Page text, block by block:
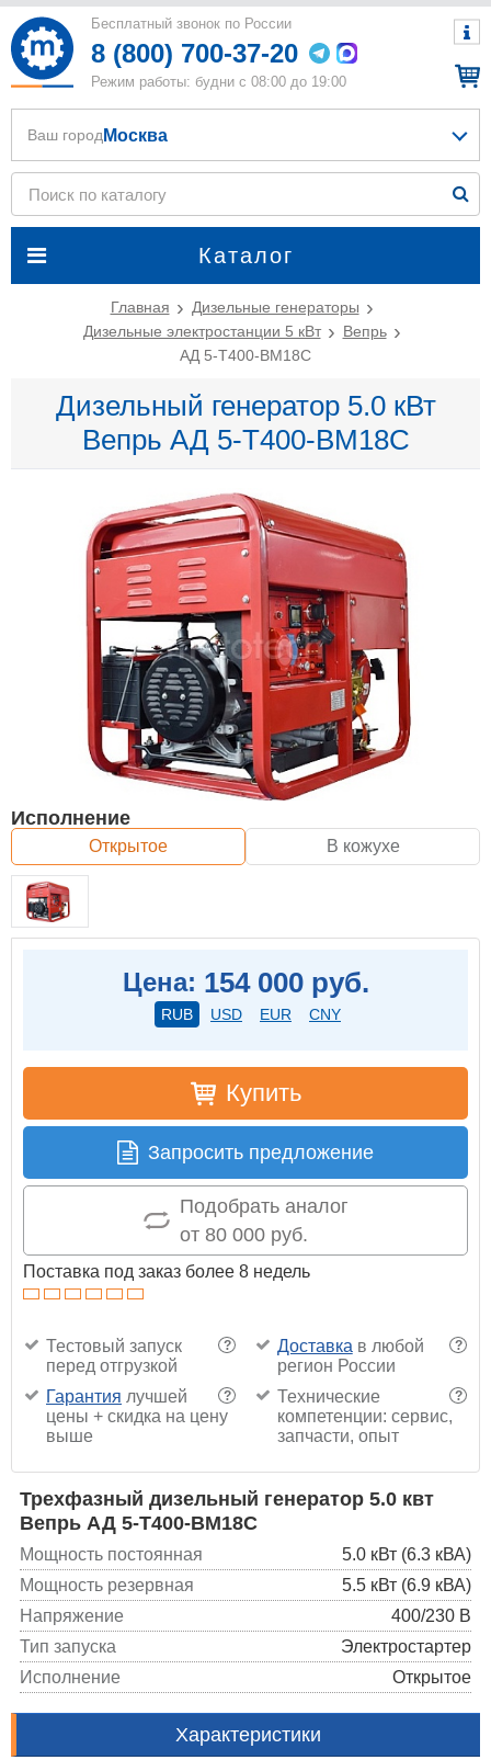
Бесплатный звонок по России
8 (800) 700-37-20
Режим работы: будни с 08:00 до 19:00
Каталог
Ваш город Москва
Главная
Дизельные генераторы
Дизельные электростанции 5 кВт
Вепрь
АД 5-T400-BM18C
Дизельный генератор 5.0 кВт
Вепрь АД 5-T400-BM18C
Исполнение
Открытое В кожухе
Цена: 154 000 руб.
RUB USD EUR CNY
Купить
Запросить предложение
Подобрать аналог
от 80 000 руб.
Поставка под заказ более 8 недель
?
Тестовый запуск
перед отгрузкой
?
Доставка в любой
регион России
?
Гарантия лучшей
цены + скидка на цену
выше
?
Технические
компетенции: сервис,
запчасти, опыт
Трехфазный дизельный генератор 5.0 квт
Вепрь АД 5-T400-BM18C
Мощность постоянная
5.0 кВт (6.3 кВА)
Мощность резервная
5.5 кВт (6.9 кВА)
Напряжение
400/230 В
Тип запуска
Электростартер
Исполнение
Открытое
Характеристики